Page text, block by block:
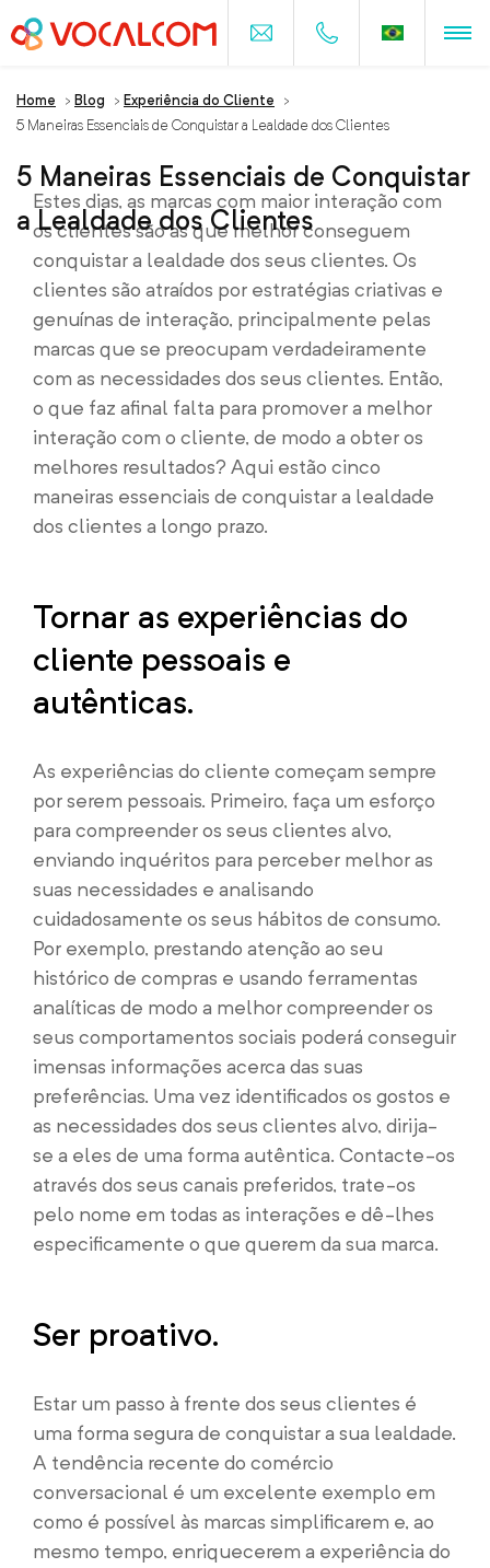
Home > Blog > Experiência do Cliente
>
5 Maneiras Essenciais de Conquistar a Lealdade dos Clientes
5 Maneiras Essenciais de Conquistar
a Lealdade dos Clientes
Estes dias, as marcas com maior interação com
os clientes são as que melhor conseguem
conquistar a lealdade dos seus clientes. Os
clientes são atraídos por estratégias criativas e
genuínas de interação, principalmente pelas
marcas que se preocupam verdadeiramente
com as necessidades dos seus clientes. Então,
o que faz afinal falta para promover a melhor
interação com o cliente, de modo a obter os
melhores resultados? Aqui estão cinco
maneiras essenciais de conquistar a lealdade
dos clientes a longo prazo.
Tornar as experiências do
cliente pessoais e
autênticas.
As experiências do cliente começam sempre
por serem pessoais. Primeiro, faça um esforço
para compreender os seus clientes alvo,
enviando inquéritos para perceber melhor as
suas necessidades e analisando
cuidadosamente os seus hábitos de consumo.
Por exemplo, prestando atenção ao seu
histórico de compras e usando ferramentas
analíticas de modo a melhor compreender os
seus comportamentos sociais poderá conseguir
imensas informações acerca das suas
preferências. Uma vez identificados os gostos e
as necessidades dos seus clientes alvo, dirija-
se a eles de uma forma autêntica. Contacte-os
através dos seus canais preferidos, trate-os
pelo nome em todas as interações e dê-lhes
especificamente o que querem da sua marca.
Ser proativo.
Estar um passo à frente dos seus clientes é
uma forma segura de conquistar a sua lealdade.
A tendência recente do comércio
conversacional é um excelente exemplo em
como é possível às marcas simplificarem e, ao
mesmo tempo, enriquecerem a experiência do